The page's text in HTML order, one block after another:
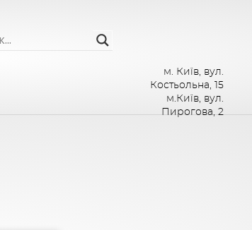
м. Київ, вул.
Костьольна, 15
м.Київ, вул.
Пирогова, 2